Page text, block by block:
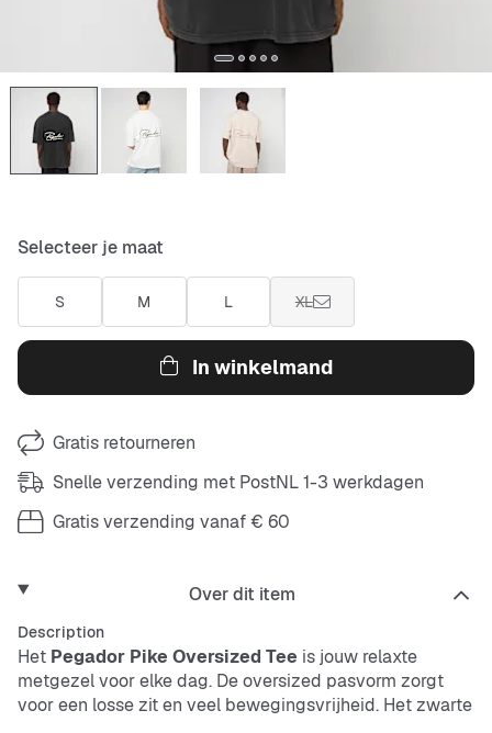
Selecteer je maat
S M L XL
In winkelmand
Gratis retourneren
Snelle verzending met PostNL 1-3 werkdagen
Gratis verzending vanaf € 60
Over dit item
Description
Het Pegador Pike Oversized Tee is jouw relaxte
metgezel voor elke dag. De oversized pasvorm zorgt
voor een losse zit en veel bewegingsvrijheid. Het zwarte